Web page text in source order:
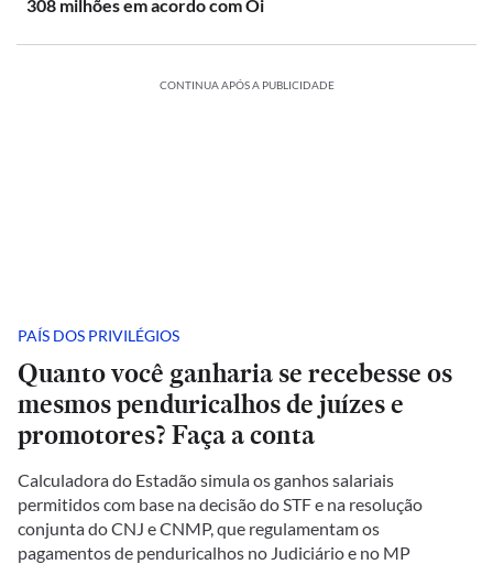
308 milhões em acordo com Oi
CONTINUA APÓS A PUBLICIDADE
PAÍS DOS PRIVILÉGIOS
Quanto você ganharia se recebesse os
mesmos penduricalhos de juízes e
promotores? Faça a conta
Calculadora do Estadão simula os ganhos salariais
permitidos com base na decisão do STF e na resolução
conjunta do CNJ e CNMP, que regulamentam os
pagamentos de penduricalhos no Judiciário e no MP